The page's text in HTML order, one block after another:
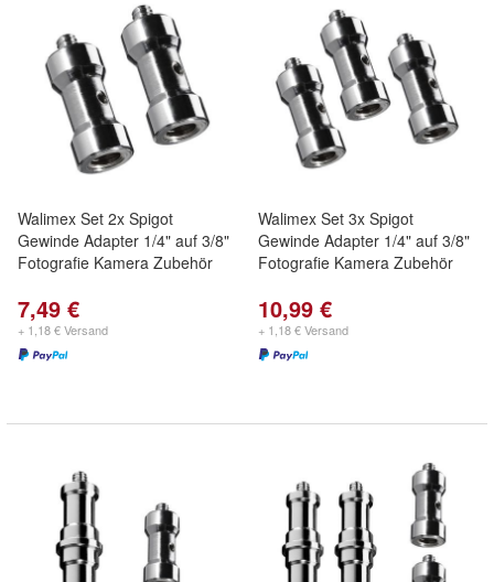
Walimex Set 2x Spigot
Gewinde Adapter 1/4" auf 3/8"
Fotografie Kamera Zubehör
7,49 €
+ 1,18 € Versand
Walimex Set 3x Spigot
Gewinde Adapter 1/4" auf 3/8"
Fotografie Kamera Zubehör
10,99 €
+ 1,18 € Versand